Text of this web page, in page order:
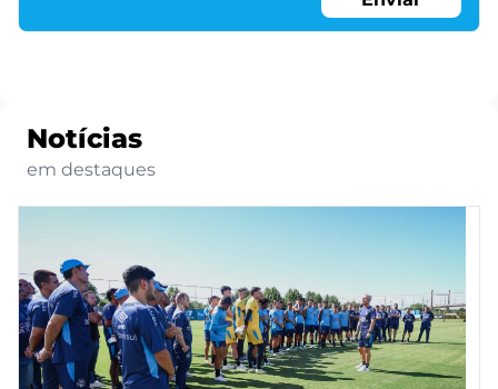
Notícias
em destaques